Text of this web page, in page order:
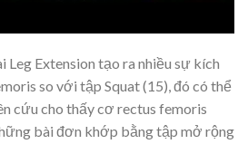
Leg Extension tạo ra nhiều sự kích
so với tập Squat (15), đó có thể
cứu cho thấy cơ rectus femoris
bài đơn khớp bằng tập mở rộng